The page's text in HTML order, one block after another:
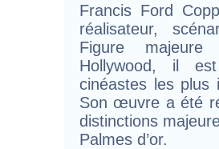
Francis Ford
réalisateur,
Figure
Hollywood, il
cinéastes les plus
Son œuvre a été
distinctions
Palmes d’or.